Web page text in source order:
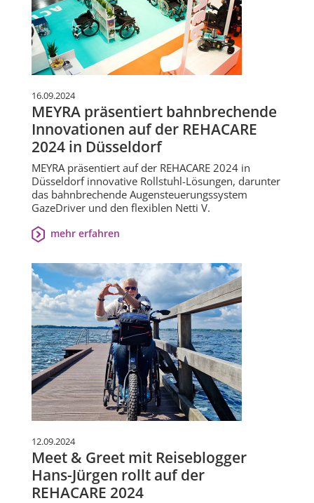
16.09.2024
MEYRA präsentiert bahnbrechende
Innovationen auf der REHACARE
2024 in Düsseldorf
MEYRA präsentiert auf der REHACARE 2024 in
Düsseldorf innovative Rollstuhl-Lösungen, darunter
das bahnbrechende Augensteuerungssystem
GazeDriver und den flexiblen Netti V.
mehr erfahren
12.09.2024
Meet & Greet mit Reiseblogger
Hans-Jürgen rollt auf der
REHACARE 2024